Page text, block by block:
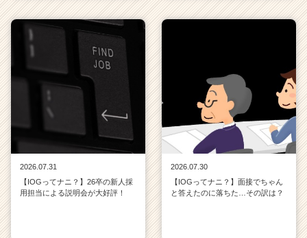
2026.07.31
【IOGってナニ？】26卒の新人採
用担当による説明会が大好評！
2026.07.30
【IOGってナニ？】面接でちゃん
と答えたのに落ちた…その訳は？